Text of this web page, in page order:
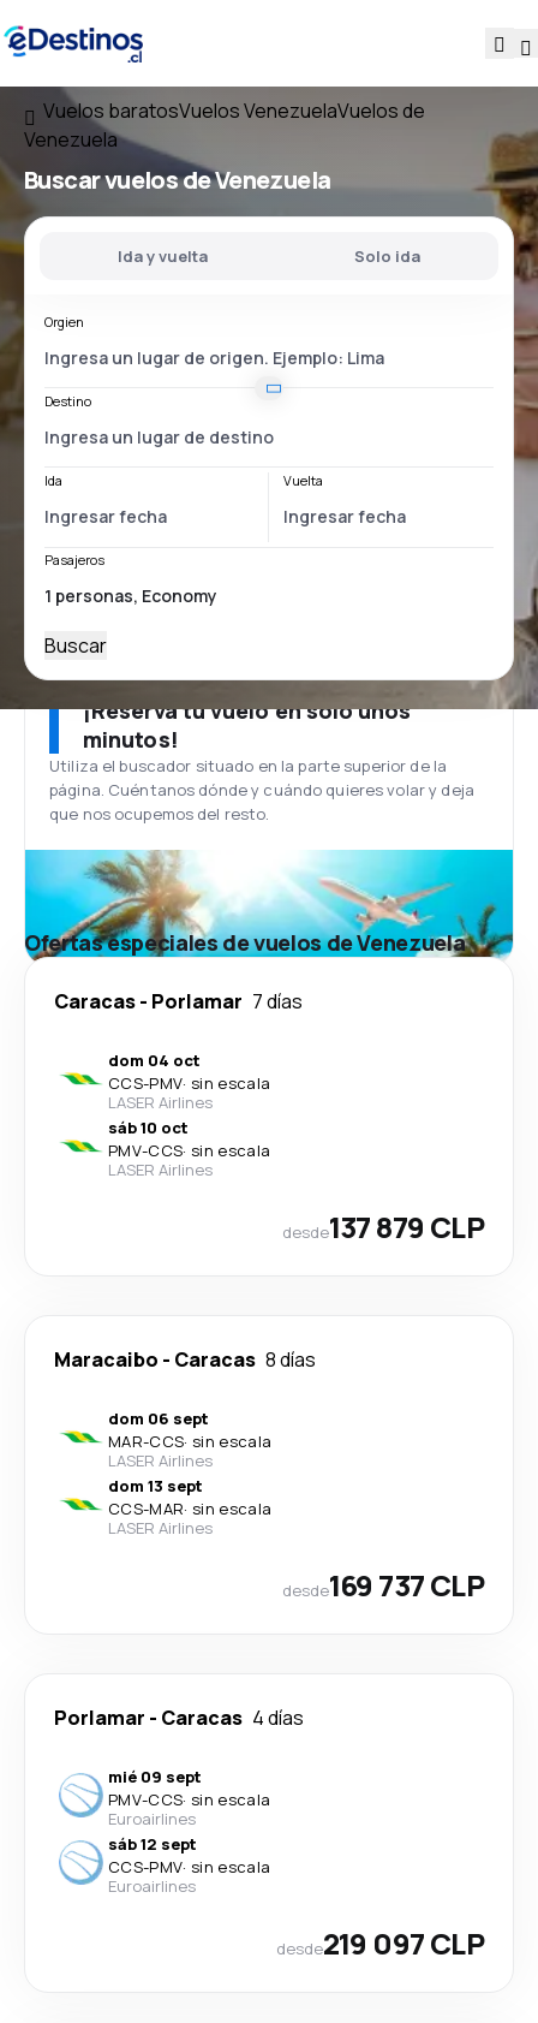
Vuelos baratosVuelos VenezuelaVuelos de
Venezuela
Buscar vuelosde Venezuela
Ida y vuelta Solo ida
Orgien
Destino
Ida Vuelta
Pasajeros
Buscar
¡Reserva tu vuelo en solo unos
minutos!
Utiliza el buscador situado en la parte superior de la
página. Cuéntanos dónde y cuándo quieres volar y deja
que nos ocupemos del resto.
Ofertas especiales de vuelos de Venezuela
Caracas- Porlamar 7 días
dom 04 oct
CCS-PMV· sin escala
LASER Airlines
sáb 10 oct
PMV-CCS· sin escala
LASER Airlines
desde137 879 CLP
Maracaibo - Caracas 8 días
dom 06 sept
MAR-CCS· sin escala
LASER Airlines
dom 13 sept
CCS-MAR· sin escala
LASER Airlines
desde169 737 CLP
Porlamar - Caracas 4 días
mié 09 sept
PMV-CCS· sin escala
Euroairlines
sáb 12 sept
CCS-PMV· sin escala
Euroairlines
desde219 097 CLP